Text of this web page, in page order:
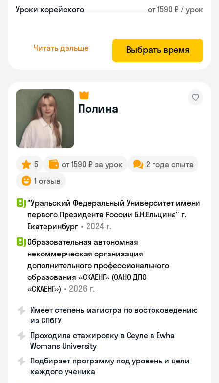
Уроки корейского от 1590 ₽ / урок
Читать дальше Выбрать время
Полина
5 от 1590 ₽ за урок
2 года опыта
1 отзыв
"Уральский Федеральный Университет имени
первого Президента России Б.Н.Ельцина" г.
Екатеринбург • 2024 г.
Образовательная автономная
некоммерческая организация
дополнительного профессионального
образования «СКАЕНГ» (ОАНО ДПО
«СКАЕНГ») • 2026 г.
Имеет степень магистра по востоковедению
из СПбГУ
Проходила стажировку в Сеуле в Ewha
Womans University
Подбирает программу под уровень и цели
каждого ученика